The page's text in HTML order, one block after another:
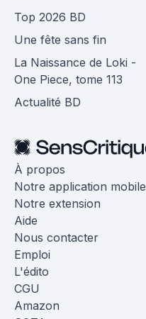
Top 2026 BD
Une fête sans fin
La Naissance de Loki -
One Piece, tome 113
Actualité BD
À propos
Notre application mobile
Notre extension
Aide
Nous contacter
Emploi
L'édito
CGU
Amazon